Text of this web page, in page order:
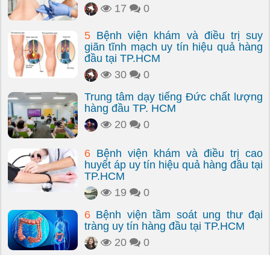
17
0
5 Bệnh viện khám và điều trị suy
giãn tĩnh mạch uy tín hiệu quả hàng
đầu tại TP.HCM
30
0
Trung tâm dạy tiếng Đức chất lượng
hàng đầu TP. HCM
20
0
6 Bệnh viện khám và điều trị cao
huyết áp uy tín hiệu quả hàng đầu tại
TP.HCM
19
0
6 Bệnh viện tầm soát ung thư đại
tràng uy tín hàng đầu tại TP.HCM
20
0